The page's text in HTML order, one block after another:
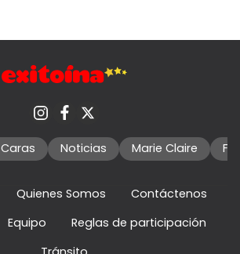
Caras Noticias Marie Claire
Quienes Somos
Contáctenos
Equipo
Reglas de participación